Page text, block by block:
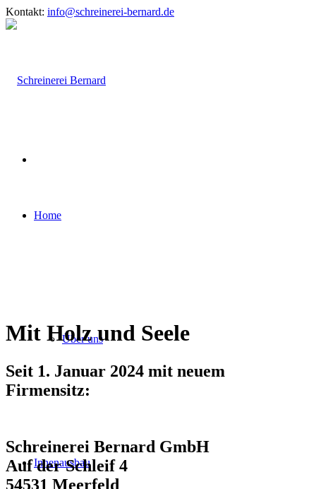
Kontakt: info@schreinerei-bernard.de
Home
Über uns
Innenausbau
Mit Holz und Seele
Seit 1. Januar 2024 mit neuem
Firmensitz:
Schreinerei Bernard GmbH
Auf der Schleif 4
54531 Meerfeld